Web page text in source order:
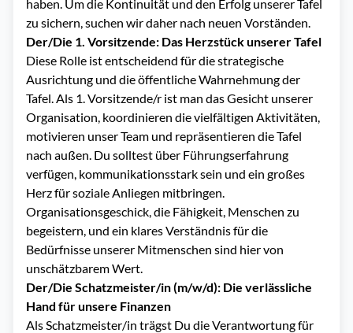
haben. Um die Kontinuität und den Erfolg unserer Tafel
zu sichern, suchen wir daher nach neuen Vorständen.
Der/Die 1. Vorsitzende: Das Herzstück unserer Tafel
Diese Rolle ist entscheidend für die strategische
Ausrichtung und die öffentliche Wahrnehmung der
Tafel. Als 1. Vorsitzende/r ist man das Gesicht unserer
Organisation, koordinieren die vielfältigen Aktivitäten,
motivieren unser Team und repräsentieren die Tafel
nach außen. Du solltest über Führungserfahrung
verfügen, kommunikationsstark sein und ein großes
Herz für soziale Anliegen mitbringen.
Organisationsgeschick, die Fähigkeit, Menschen zu
begeistern, und ein klares Verständnis für die
Bedürfnisse unserer Mitmenschen sind hier von
unschätzbarem Wert.
Der/Die Schatzmeister/in (m/w/d): Die verlässliche
Hand für unsere Finanzen
Als Schatzmeister/in trägst Du die Verantwortung für